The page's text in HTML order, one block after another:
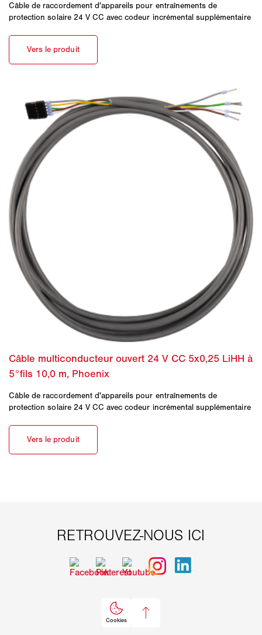
Câble de raccordement d'appareils pour entraînements de
protection solaire 24 V CC avec codeur incrémental supplémentaire
Câble de raccordement d'appareils pour entraînements de
protection solaire 24 V CC avec codeur incrémental supplémentaire